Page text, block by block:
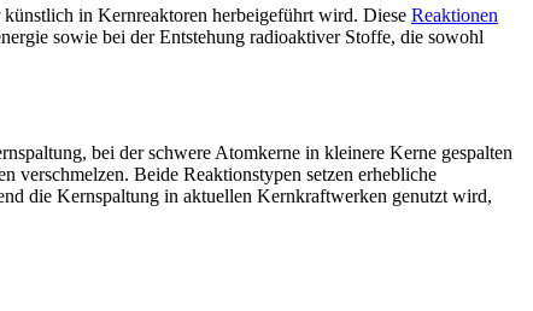
künstlich in Kernreaktoren herbeigeführt wird. Diese Reaktionen
sowie bei der Entstehung radioaktiver Stoffe, die sowohl
bei der schwere Atomkerne in kleinere Kerne gespalten
verschmelzen. Beide Reaktionstypen setzen erhebliche
die Kernspaltung in aktuellen Kernkraftwerken genutzt wird,